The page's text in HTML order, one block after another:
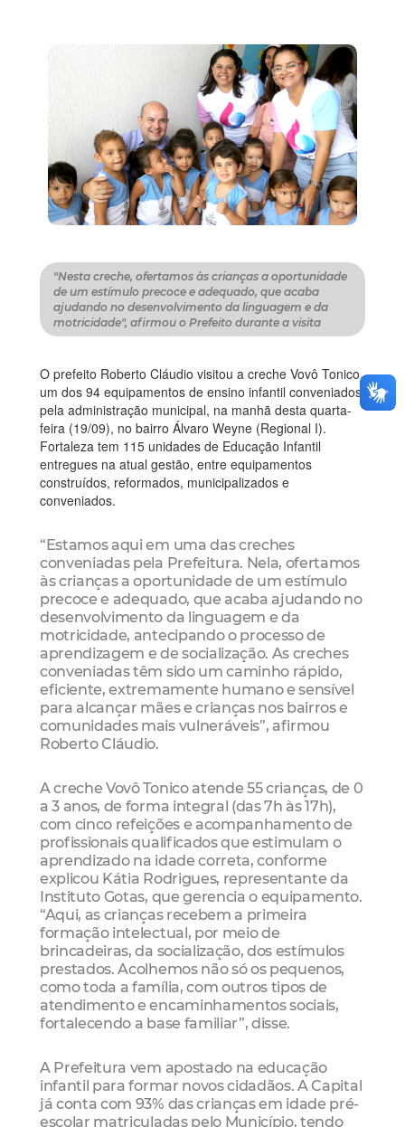
"Nesta creche, ofertamos às crianças a oportunidade
de um estímulo precoce e adequado, que acaba
ajudando no desenvolvimento da linguagem e da
motricidade", afirmou o Prefeito durante a visita
O prefeito Roberto Cláudio visitou a creche Vovô Tonico,
um dos 94 equipamentos de ensino infantil conveniados
pela administração municipal, na manhã desta quarta-
feira (19/09), no bairro Álvaro Weyne (Regional I).
Fortaleza tem 115 unidades de Educação Infantil
entregues na atual gestão, entre equipamentos
construídos, reformados, municipalizados e
conveniados.
“Estamos aqui em uma das creches
conveniadas pela Prefeitura. Nela, ofertamos
às crianças a oportunidade de um estímulo
precoce e adequado, que acaba ajudando no
desenvolvimento da linguagem e da
motricidade, antecipando o processo de
aprendizagem e de socialização. As creches
conveniadas têm sido um caminho rápido,
eficiente, extremamente humano e sensível
para alcançar mães e crianças nos bairros e
comunidades mais vulneráveis”, afirmou
Roberto Cláudio.
A creche Vovô Tonico atende 55 crianças, de 0
a 3 anos, de forma integral (das 7h às 17h),
com cinco refeições e acompanhamento de
profissionais qualificados que estimulam o
aprendizado na idade correta, conforme
explicou Kátia Rodrigues, representante da
Instituto Gotas, que gerencia o equipamento.
“Aqui, as crianças recebem a primeira
formação intelectual, por meio de
brincadeiras, da socialização, dos estímulos
prestados. Acolhemos não só os pequenos,
como toda a família, com outros tipos de
atendimento e encaminhamentos sociais,
fortalecendo a base familiar”, disse.
A Prefeitura vem apostado na educação
infantil para formar novos cidadãos. A Capital
já conta com 93% das crianças em idade pré-
escolar matriculadas pelo Município, tendo